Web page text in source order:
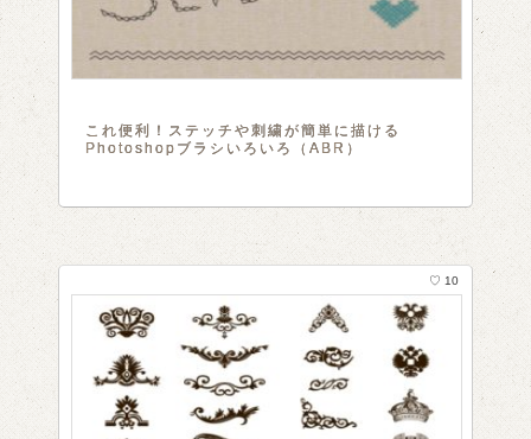
これ便利！ステッチや刺繍が簡単に描ける
Photoshopブラシいろいろ（ABR）
♡ 10